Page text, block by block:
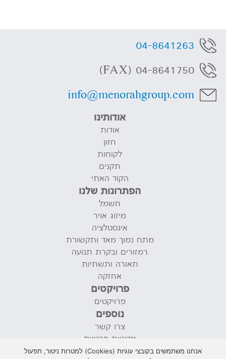
04-8641263
04-8641750 (FAX)
info@menorahgroup.com
אודותינו
אודות
חזון
לקוחות
תקנים
הקוד האתי
הפתרונות שלנו
חשמל
מיזוג אויר
אינסטלציה
מתח נמוך מאד ותקשורת
רמזורים ובקרת תנועה
תאורה ותשתיות
אחזקה
פרויקטים
פרויקטים
נוספים
צרו קשר
מדיניות פרטיות
תנאי שימוש אנחנו משתמשים בקובצי עוגיות (Cookies) למטרות ניטור, תפעול